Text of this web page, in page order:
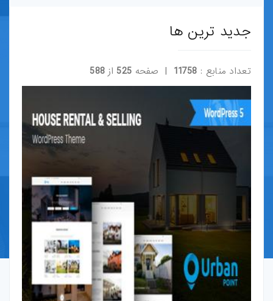
قالب-وردپرس
قالب-HTML
قالب-جوملا
قالب-پرستاشاپ
قالب-OpenCart
قالب-دروپال
افزونه-وردپرس
جدید ترین ها
تعداد منابع : 11758 | صفحه 525 از 588